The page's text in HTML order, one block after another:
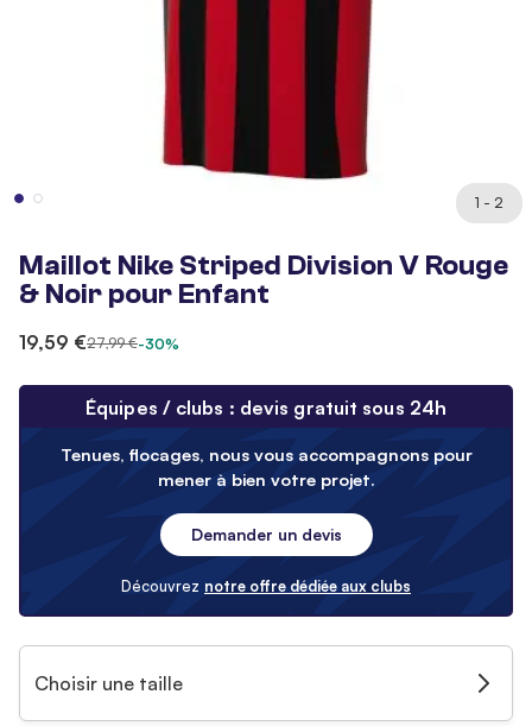
1 - 2
Maillot Nike Striped Division V Rouge
& Noir pour Enfant
19,59 €27,99 €-30%
Équipes / clubs : devis gratuit sous 24h
Tenues, flocages, nous vous accompagnons pour
mener à bien votre projet.
Demander un devis
Découvrez notre offre dédiée aux clubs
Choisir une taille